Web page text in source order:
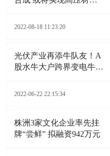
2022-08-18 11:23:20
光伏产业再添牛队友！A
股水牛大户跨界变电牛，
2022-06-22 22:15:34
株洲3家文化企业率先挂
牌“尝鲜” 拟融资942万元